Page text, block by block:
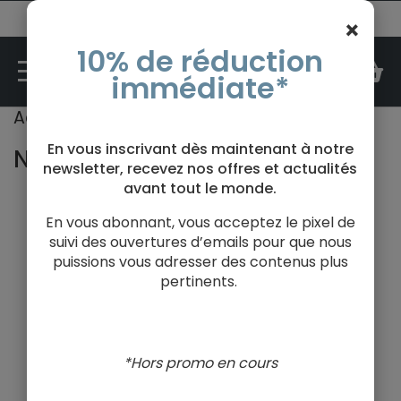
Accueil
NOS COFFRETS
COFFRETS
×
10% de réduction
immédiate*
En vous inscrivant dès maintenant à notre
newsletter, recevez nos offres et actualités
avant tout le monde.
En vous abonnant, vous acceptez le pixel de
suivi des ouvertures d’emails pour que nous
puissions vous adresser des contenus plus
pertinents.
*Hors promo en cours